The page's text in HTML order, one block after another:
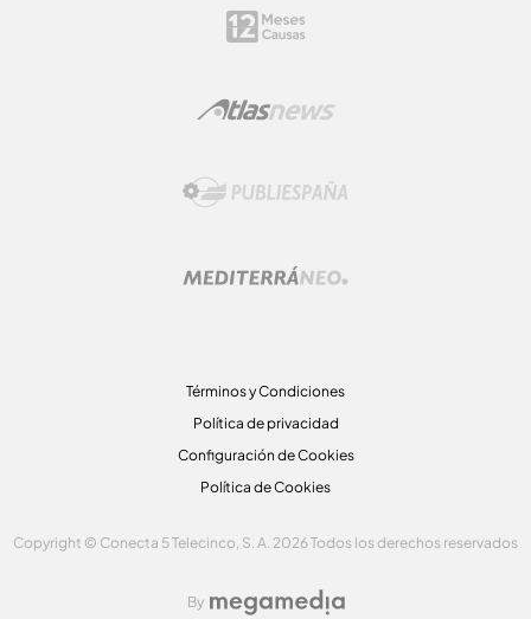
Términos y Condiciones
Política de privacidad
Configuración de Cookies
Política de Cookies
Copyright © Conecta 5 Telecinco, S. A. 2026 Todos los derechos reservados
By